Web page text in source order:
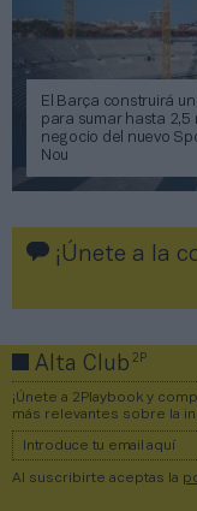
El Barça construirá un
para sumar hasta 2,5
negocio del nuevo
Nou
¡Únete a la
Alta Club2P
¡Únete a 2Playbook y
más relevantes sobre la
Al suscribirte aceptas la